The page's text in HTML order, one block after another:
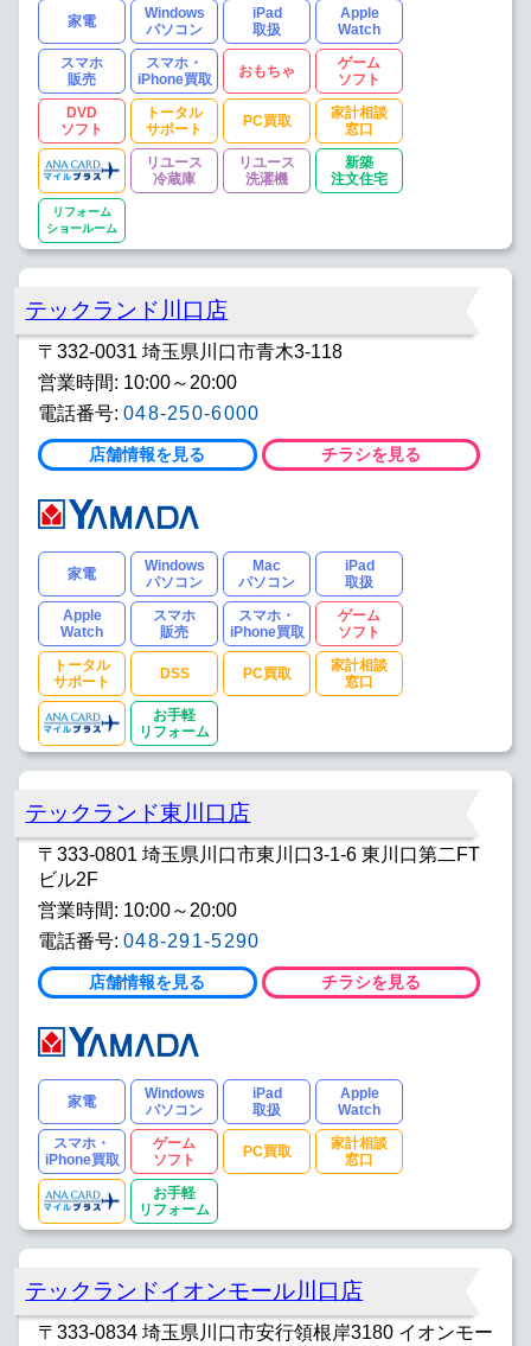
家電
Windows
パソコン
iPad
取扱
Apple
Watch
スマホ
販売
スマホ・
iPhone買取
おもちゃ
ゲーム
ソフト
DVD
ソフト
トータル
サポート
PC買取
家計相談
窓口
リユース
冷蔵庫
リユース
洗濯機
新築
注文住宅
リフォーム
ショールーム
テックランド川口店
〒332-0031 埼玉県川口市青木3-118
営業時間: 10:00～20:00
電話番号: 048-250-6000
店舗情報を見る チラシを見る
家電
Windows
パソコン
Mac
パソコン
iPad
取扱
Apple
Watch
スマホ
販売
スマホ・
iPhone買取
ゲーム
ソフト
トータル
サポート
DSS PC買取
家計相談
窓口
お手軽
リフォーム
テックランド東川口店
〒333-0801 埼玉県川口市東川口3-1-6 東川口第二FT
ビル2F
営業時間: 10:00～20:00
電話番号: 048-291-5290
店舗情報を見る チラシを見る
家電
Windows
パソコン
iPad
取扱
Apple
Watch
スマホ・
iPhone買取
ゲーム
ソフト
PC買取
家計相談
窓口
お手軽
リフォーム
テックランドイオンモール川口店
〒333-0834 埼玉県川口市安行領根岸3180 イオンモー